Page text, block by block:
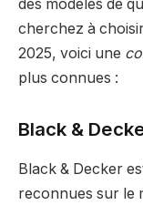
des modèles de
cherchez à
2025, voici une
plus connues :
Black &
Black & Decker
reconnues sur le